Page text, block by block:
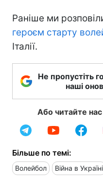
Раніше ми
героєм старту
Італії.
Не пропустіть
наші
Або читайте
Більше по темі:
Волейбол Війна в Україні